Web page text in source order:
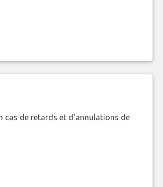
cas de retards et d'annulations de